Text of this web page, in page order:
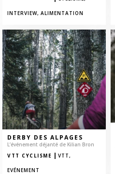
INTERVIEW, ALIMENTATION
DERBY DES ALPAGES
L’événement déjanté de Kilian Bron
VTT CYCLISME | VTT,
EVÉNEMENT